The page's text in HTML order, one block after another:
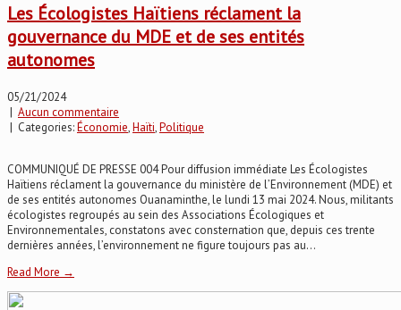
Les Écologistes Haïtiens réclament la
gouvernance du MDE et de ses entités
autonomes
05/21/2024
| Aucun commentaire
| Categories:Économie,Haïti,Politique
COMMUNIQUÉ DE PRESSE 004 Pour diffusion immédiate Les Écologistes
Haïtiens réclament la gouvernance du ministère de l’Environnement (MDE) et
de ses entités autonomes Ouanaminthe, le lundi 13 mai 2024. Nous, militants
écologistes regroupés au sein des Associations Écologiques et
Environnementales, constatons avec consternation que, depuis ces trente
dernières années, l’environnement ne figure toujours pas au...
Read More →